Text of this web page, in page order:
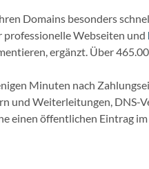
Domains besonders
professionelle Webseiten und
ergänzt. Über
Minuten nach
und Weiterleitungen, DNS-
einen öffentlichen Eintrag